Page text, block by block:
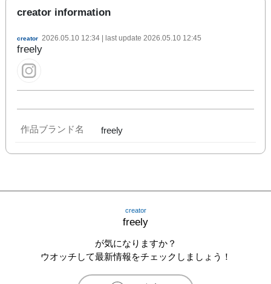
creator information
creator 2026.05.10 12:34 | last update 2026.05.10 12:45
freely
作品ブランド名 freely
creator
freely
が気になりますか？
ウオッチして最新情報をチェックしましょう！